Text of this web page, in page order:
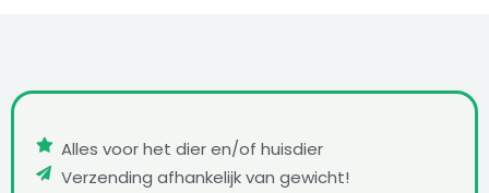
Alles voor het dier en/of huisdier
Verzending afhankelijk van gewicht!